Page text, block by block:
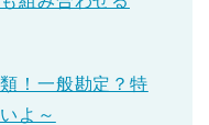
！一般勘定？特
よ～